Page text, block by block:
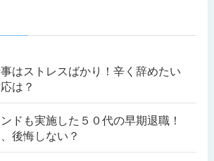
はストレスばかり！辛く辞めたい
は？
ドも実施した５０代の早期退職！
後悔しない？